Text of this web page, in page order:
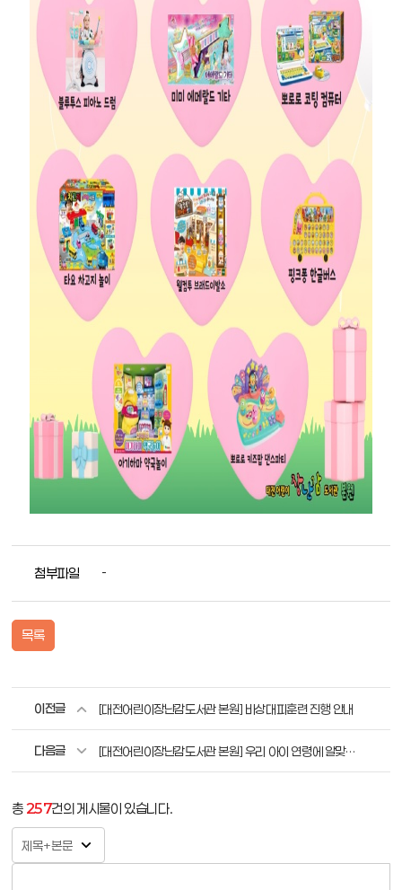
첨부파일 -
목록
이전글 [대전어린이장난감도서관 본원] 비상대피훈련 진행 안내
다음글 [대전어린이장난감도서관 본원] 우리 아이 연령에 알맞은 장난감은 무엇이 있을까요? (36개월 이상)
총257건의 게시물이 있습니다.